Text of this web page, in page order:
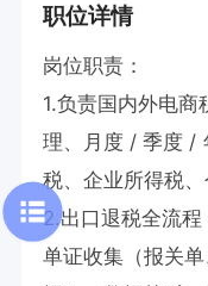
职位详情
岗位职责：
1.负责国内外电商
理、月度 / 季度 /
税、企业所得税、
2.出口退税全流程
单证收集（报关